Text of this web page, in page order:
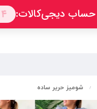
/ شومیز حریر ساده